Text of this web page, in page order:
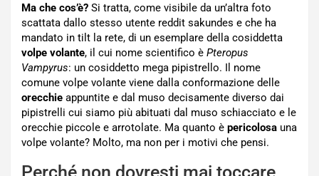
Ma che cos’è? Si tratta, come visibile da un’altra foto
scattata dallo stesso utente reddit sakundes e che ha
mandato in tilt la rete, di un esemplare della cosiddetta
volpe volante, il cui nome scientifico è Pteropus
Vampyrus: un cosiddetto mega pipistrello. Il nome
comune volpe volante viene dalla conformazione delle
orecchie appuntite e dal muso decisamente diverso dai
pipistrelli cui siamo più abituati dal muso schiacciato e le
orecchie piccole e arrotolate. Ma quanto è pericolosa una
volpe volante? Molto, ma non per i motivi che pensi.